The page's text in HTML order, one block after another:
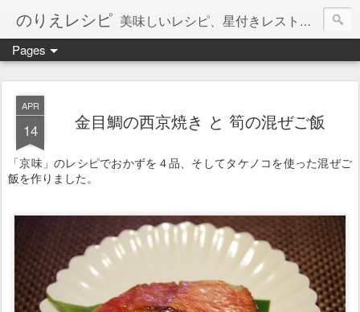
のりえレシピ 美味しいレシピ、星付きレストラン、絶品お取り寄せを紹介しています。
Pages
APR
14 金目鯛の西京焼き と 筍の混ぜご飯
「京味」のレシピでおかずを４品、そしてタケノコを使った混ぜご
飯を作りました。